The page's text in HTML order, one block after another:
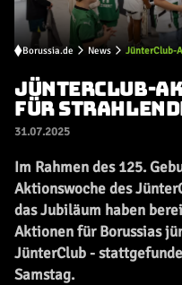
Borussia.de News JünterClub-
JÜNTERCLUB-
FÜR
31.07.2025
Im Rahmen des 125.
Aktionswoche des
das Jubiläum haben
Aktionen für Borussias
JünterClub -
Samstag.